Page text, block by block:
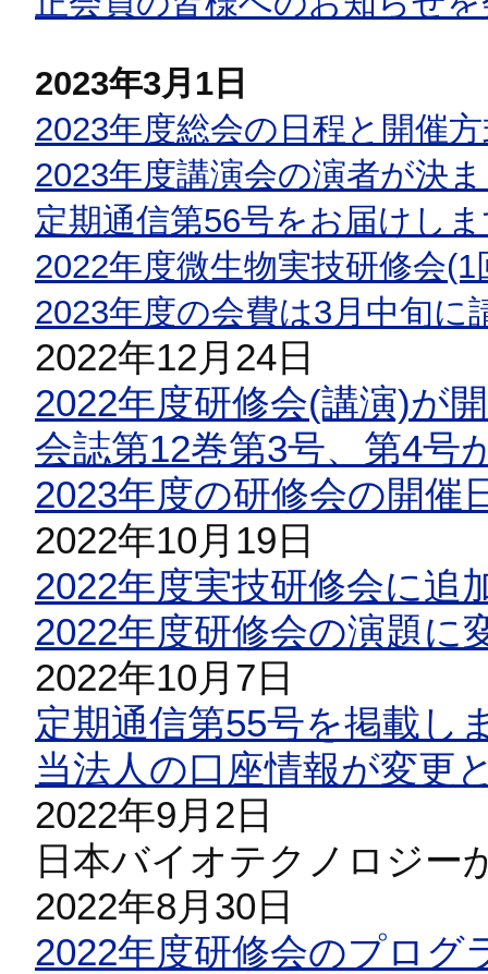
2023年3月1日
2023年度総会の日程と開催
2023年度講演会の演者が決
定期通信第56号をお届けし
2022年度微生物実技研修会
2023年度の会費は3月中旬に
2022年12月24日
2022年度研修会(講演)が
会誌第12巻第3号、第4号
2023年度の研修会の開催
2022年10月19日
2022年度実技研修会に追
2022年度研修会の演題に
2022年10月7日
定期通信第55号を掲載し
当法人の口座情報が変更
2022年9月2日
日本バイオテクノロジー
2022年8月30日
2022年度研修会のプログ